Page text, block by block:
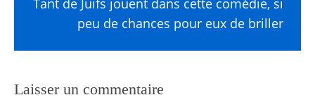
peu de chances pour eux de briller
Laisser un commentaire